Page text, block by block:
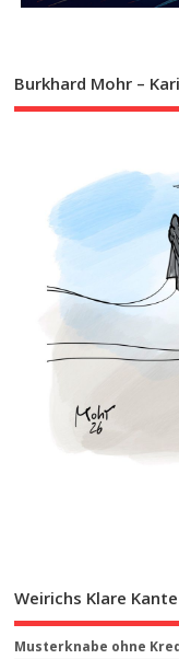
Burkhard Mohr –
Weirichs Klare Kante
Musterknabe ohne